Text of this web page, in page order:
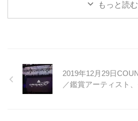
もっと読む
2019年12月29日
／鑑賞アーティスト